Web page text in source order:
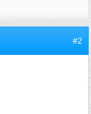
#2